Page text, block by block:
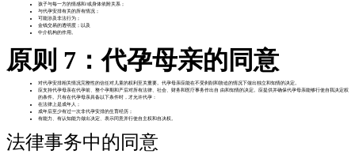
孩子与每一方的情感和/或身体依附关系；
与代孕安排有关的所有情况；
可能涉及非法行为；
金钱交易的透明度；以及
中介机构的作用。
原则 7：代孕母亲的同意
对代孕安排相关情况完整性的信任对儿童的权利至关重要。代孕母亲应能在不受剥削和胁迫的情况下做出独立和知情的决定。
应支持代孕母亲在代孕前、整个孕期和产后对所有法律、社会、财务和医疗事务作出自 由和知情的决定。应提供并确保代孕母亲能够行使自我决定权
的条件。只有在代孕母亲具备以下条件时，才允许代孕：
在法律上是成年人；
成年后至少有过一次非代孕安排的生育经历；
有能力、有认知能力做出决定、表示同意并行使自主权和自决权。
法律事务中的同意